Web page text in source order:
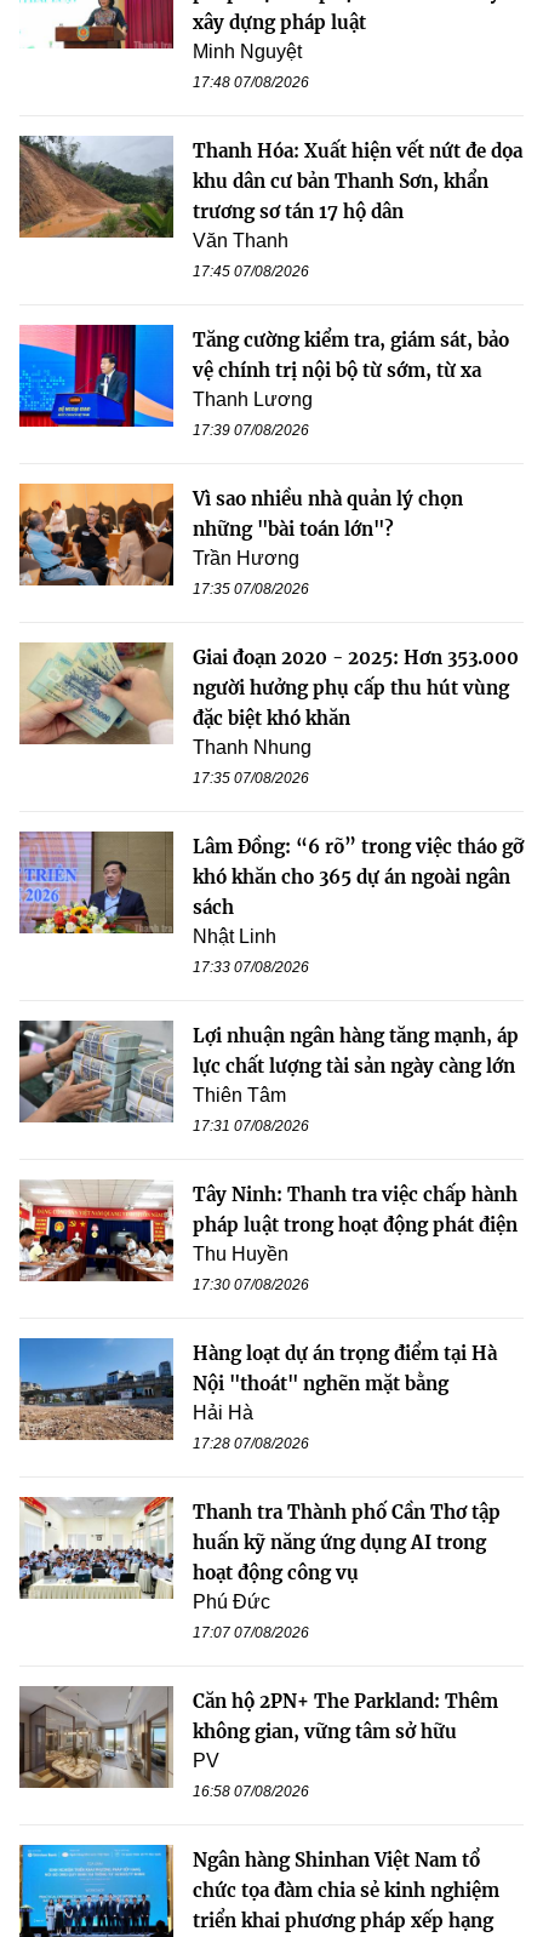
xây dựng pháp luật
Minh Nguyệt
17:48 07/08/2026
Thanh Hóa: Xuất hiện vết nứt đe dọa
khu dân cư bản Thanh Sơn, khẩn
trương sơ tán 17 hộ dân
Văn Thanh
17:45 07/08/2026
Tăng cường kiểm tra, giám sát, bảo
vệ chính trị nội bộ từ sớm, từ xa
Thanh Lương
17:39 07/08/2026
Vì sao nhiều nhà quản lý chọn
những "bài toán lớn"?
Trần Hương
17:35 07/08/2026
Giai đoạn 2020 - 2025: Hơn 353.000
người hưởng phụ cấp thu hút vùng
đặc biệt khó khăn
Thanh Nhung
17:35 07/08/2026
Lâm Đồng: “6 rõ” trong việc tháo gỡ
khó khăn cho 365 dự án ngoài ngân
sách
Nhật Linh
17:33 07/08/2026
Lợi nhuận ngân hàng tăng mạnh, áp
lực chất lượng tài sản ngày càng lớn
Thiên Tâm
17:31 07/08/2026
Tây Ninh: Thanh tra việc chấp hành
pháp luật trong hoạt động phát điện
Thu Huyền
17:30 07/08/2026
Hàng loạt dự án trọng điểm tại Hà
Nội "thoát" nghẽn mặt bằng
Hải Hà
17:28 07/08/2026
Thanh tra Thành phố Cần Thơ tập
huấn kỹ năng ứng dụng AI trong
hoạt động công vụ
Phú Đức
17:07 07/08/2026
Căn hộ 2PN+ The Parkland: Thêm
không gian, vững tâm sở hữu
PV
16:58 07/08/2026
Ngân hàng Shinhan Việt Nam tổ
chức tọa đàm chia sẻ kinh nghiệm
triển khai phương pháp xếp hạng